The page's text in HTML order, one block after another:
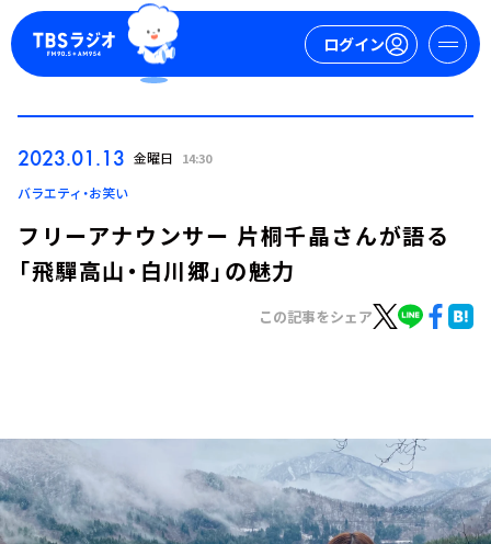
ログイン
ログイン
TBS Podcast
お知らせ
イベント・グッズ
2023.01.13 金曜日 14:30
バラエティ・お笑い
フリーアナウンサー 片桐千晶さんが語る
「飛驒高山・白川郷」の魅力
この記事をシェア